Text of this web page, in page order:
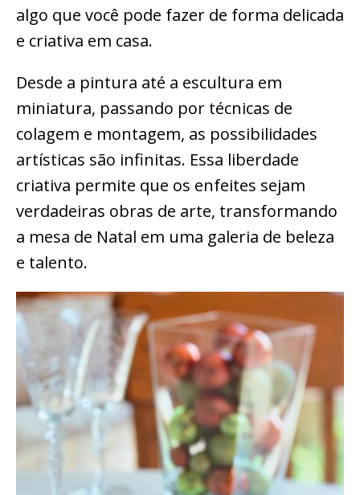
algo que você pode fazer de forma delicada
e criativa em casa.
Desde a pintura até a escultura em
miniatura, passando por técnicas de
colagem e montagem, as possibilidades
artísticas são infinitas. Essa liberdade
criativa permite que os enfeites sejam
verdadeiras obras de arte, transformando
a mesa de Natal em uma galeria de beleza
e talento.